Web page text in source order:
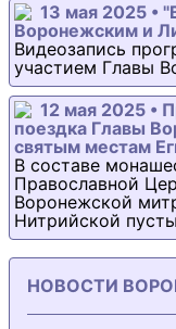
13 мая 2025 •
Воронежским и
Видеозапись
участием Главы
12 мая 2025 •
поездка Главы
святым местам
В составе
Православной
Воронежской
Нитрийской
НОВОСТИ